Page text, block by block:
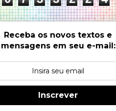
Receba os novos textos e
mensagens em seu e-mail:
Inscrever